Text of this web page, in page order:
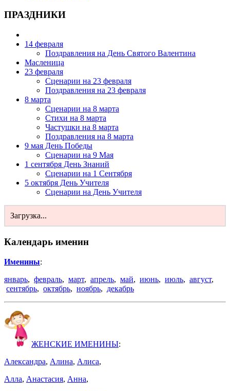
ПРАЗДНИКИ
14 февраля
Поздравления на День Святого Валентина
Масленица
23 февраля
Сценарии на 23 февраля
Поздравления на 23 февраля
8 марта
Сценарии на 8 марта
Стихи на 8 марта
Частушки на 8 марта
Поздравления на 8 марта
9 мая День Победы
Сценарии на 9 Мая
1 сентября День Знаний
Сценарии на 1 Сентября
5 октября День Учителя
Сценарии на День Учителя
Загрузка...
Календарь именин
Именины:
январь, февраль, март, апрель, май, июнь, июль, август,
сентябрь, октябрь, ноябрь, декабрь
ЖЕНСКИЕ ИМЕНИНЫ:
Александра, Алина, Алиса,
Алла, Анастасия, Анна,